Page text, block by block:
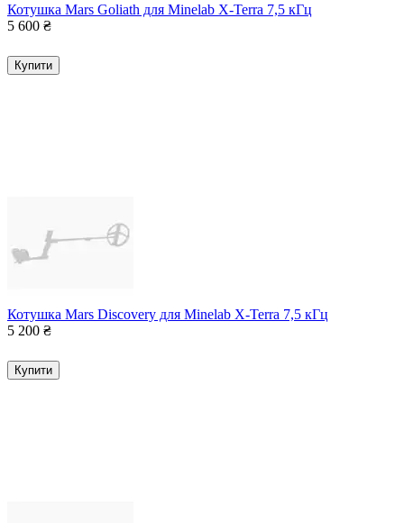
Котушка Mars Goliath для Minelab X-Terra 7,5 кГц
5 600 ₴
Купити
Котушка Mars Discovery для Minelab X-Terra 7,5 кГц
5 200 ₴
Купити